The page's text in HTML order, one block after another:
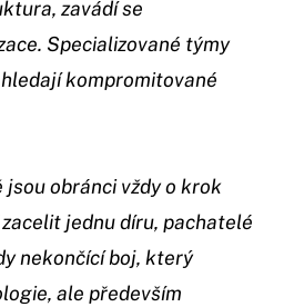
zavádí se
Specializované týmy
kompromitované
jsou obránci vždy o krok
jednu díru, pachatelé
nekončící boj, který
ale především